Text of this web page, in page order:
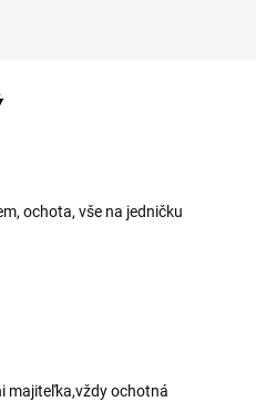
ochota, vše na jedničku
majiteľka,vždy ochotná